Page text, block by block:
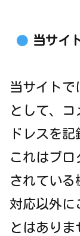
当サイ
当サイトで
として、
ドレスを記
これはブロ
されている
対応以外に
とはありま